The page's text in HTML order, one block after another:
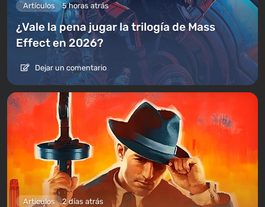
Artículos 5 horas atrás
¿Vale la pena jugar la trilogía de Mass
Effect en 2026?
Dejar un comentario
Artículos 2 días atrás